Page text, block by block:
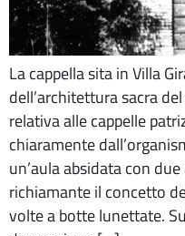
La cappella sita in Villa
dell’architettura sacra
relativa alle cappelle
chiaramente
un’aula absidata con
richiamante il concetto
volte a botte lunettate.